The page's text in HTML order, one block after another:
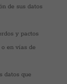
de sus datos
y pactos
en vías de
datos que